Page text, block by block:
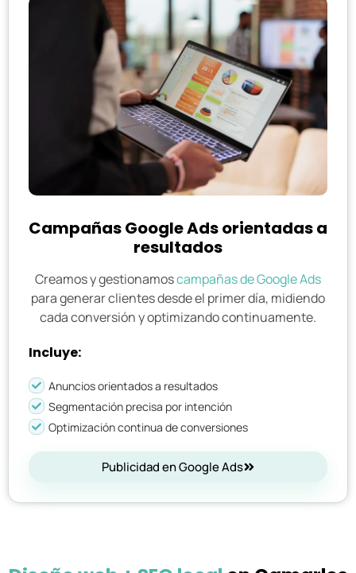
Campañas Google Ads orientadas a
resultados
Creamos y gestionamoscampañas de Google Ads
para generar clientes desde el primer día, midiendo
cada conversión y optimizando continuamente.
Incluye:
Anuncios orientados a resultados
Segmentación precisa por intención
Optimización continua de conversiones
Publicidad en Google Ads